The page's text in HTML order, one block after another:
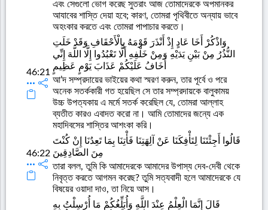
এবং সেগুলো ভোগ করেছ সুতরাং আজ তোমাদেরকে অপমানকর
আযাবের শাস্তি দেয়া হবে; কারণ, তোমরা পৃথিবীতে অন্যায় ভাবে
অহংকার করতে এবং তোমরা পাপাচার করতে।
46:21
وَاذْكُرْ أَخَا عَادٍ إِذْ أَنْذَرَ قَوْمَهُ بِالْأَحْقَافِ وَقَدْ خَلَتِ
النُّذُرُ مِنْ بَيْنِ يَدَيْهِ وَمِنْ خَلْفِهِ أَلَّا تَعْبُدُوا إِلَّا اللَّهَ إِنِّي
أَخَافُ عَلَيْكُمْ عَذَابَ يَوْمٍ عَظِيمٍ
আ’দ সম্প্রদায়ের ভাইয়ের কথা স্মরণ করুন, তার পূর্বে ও পরে
অনেক সতর্ককারী গত হয়েছিল সে তার সম্প্রদায়কে বালুকাময়
উচ্চ উপত্যকায় এ মর্মে সতর্ক করেছিল যে, তোমরা আল্লাহ
ব্যতীত কারও এবাদত করো না। আমি তোমাদের জন্যে এক
মহাদিবসের শাস্তির আশংকা করি।
46:22
قَالُوا أَجِئْتَنَا لِتَأْفِكَنَا عَنْ آلِهَتِنَا فَأْتِنَا بِمَا تَعِدُنَا إِنْ كُنْتَ
مِنَ الصَّادِقِينَ
তারা বলল, তুমি কি আমাদেরকে আমাদের উপাস্য দেব-দেবী থেকে
নিবৃত্ত করতে আগমন করেছ? তুমি সত্যবাদী হলে আমাদেরকে যে
বিষয়ের ওয়াদা দাও, তা নিয়ে আস।
قَالَ إِنَّمَا الْعِلْمُ عِنْدَ اللَّهِ وَأُبَلِّغُكُمْ مَا أُرْسِلْتُ بِهِ